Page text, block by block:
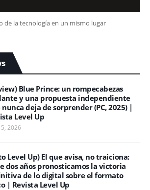
de la tecnología en un mismo lugar
Blue Prince: un rompecabezas
y una propuesta independiente
deja de sorprender (PC, 2025) |
Level Up
2026
Level Up) El que avisa, no traiciona:
dos años pronosticamos la victoria
de lo digital sobre el formato
| Revista Level Up